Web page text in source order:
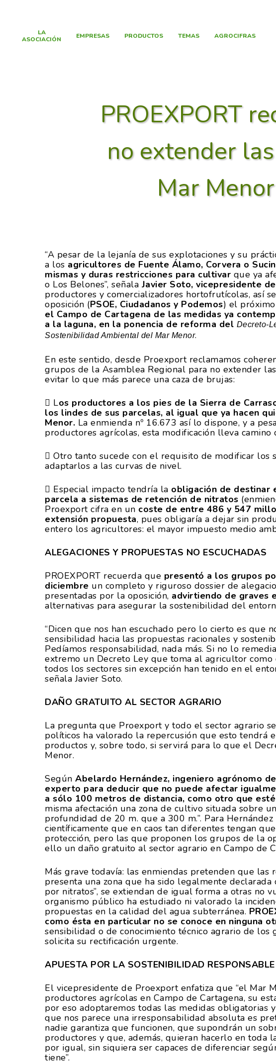
Hit enter to search or ESC to close
LA
ASOCIACIÓN
EMPRESAS PRODUCTOS TEMAS AGROCIFRAS
PROEXPORT
no extender
Mar
“A pesar de la lejanía de sus explotaciones y su
a los agricultores de Fuente Álamo, Corvera o
mismas y duras restricciones para cultivar que ya
o Los Belones”, señala Javier Soto, vicepresidente
productores y comercializadores hortofrutícolas, así
oposición (PSOE, Ciudadanos y Podemos) el
el Campo de Cartagena de las medidas ya
a la laguna, en la ponencia de reforma del Decreto-
Sostenibilidad Ambiental del Mar Menor.
En este sentido, desde Proexport reclamamos
grupos de la Asamblea Regional para no extender
evitar lo que más parece una caza de brujas:
 Los productores a los pies de la Sierra de
los lindes de sus parcelas, al igual que ya hacen
Menor. La enmienda nº 16.673 así lo dispone, y a
productores agrícolas, esta modificación lleva
 Otro tanto sucede con el requisito de modificar los
adaptarlos a las curvas de nivel.
 Especial impacto tendría la obligación de destinar
parcela a sistemas de retención de nitratos
Proexport cifra en un coste de entre 486 y 547
extensión propuesta, pues obligaría a dejar sin
entero los agricultores: el mayor impuesto medio
ALEGACIONES Y PROPUESTAS NO ESCUCHADAS
PROEXPORT recuerda que presentó a los grupos
diciembre un completo y riguroso dossier de
presentadas por la oposición, advirtiendo de graves
alternativas para asegurar la sostenibilidad del
“Dicen que nos han escuchado pero lo cierto es que
sensibilidad hacia las propuestas racionales y
Pedíamos responsabilidad, nada más. Si no lo
extremo un Decreto Ley que toma al agricultor
todos los sectores sin excepción han tenido en el
señala Javier Soto.
DAÑO GRATUITO AL SECTOR AGRARIO
La pregunta que Proexport y todo el sector agrario
políticos ha valorado la repercusión que esto tendrá
productos y, sobre todo, si servirá para lo que el
Menor.
Según Abelardo Hernández, ingeniero agrónomo
experto para deducir que no puede afectar
a sólo 100 metros de distancia, como otro que
misma afectación una zona de cultivo situada sobre
profundidad de 20 m. que a 300 m.”. Para
científicamente que en caos tan diferentes tengan
protección, pero las que proponen los grupos de la
ello un daño gratuito al sector agrario en Campo de
Más grave todavía: las enmiendas pretenden que las
presenta una zona que ha sido legalmente
por nitratos”, se extiendan de igual forma a otras no
organismo público ha estudiado ni valorado la
propuestas en la calidad del agua subterránea.
como ésta en particular no se conoce en ninguna
sensibilidad o de conocimiento técnico agrario de
solicita su rectificación urgente.
APUESTA POR LA SOSTENIBILIDAD RESPONSABLE
El vicepresidente de Proexport enfatiza que “el Mar
productores agrícolas en Campo de Cartagena, su
por eso adoptaremos todas las medidas obligatorias
que nos parece una irresponsabilidad absoluta es
nadie garantiza que funcionen, que supondrán un
productores y que, además, quieran hacerlo en toda
por igual, sin siquiera ser capaces de diferenciar
tiene”.